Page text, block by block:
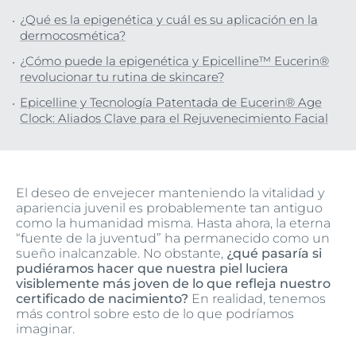
¿Qué es la epigenética y cuál es su aplicación en la
dermocosmética?
¿Cómo puede la epigenética y Epicelline™ Eucerin®
revolucionar tu rutina de skincare?
Epicelline y Tecnología Patentada de Eucerin® Age
Clock: Aliados Clave para el Rejuvenecimiento Facial
El deseo de envejecer manteniendo la vitalidad y
apariencia juvenil es probablemente tan antiguo
como la humanidad misma. Hasta ahora, la eterna
“fuente de la juventud” ha permanecido como un
sueño inalcanzable. No obstante, ¿qué pasaría si
pudiéramos hacer que nuestra piel luciera
visiblemente más joven de lo que refleja nuestro
certificado de nacimiento? En realidad, tenemos
más control sobre esto de lo que podríamos
imaginar.